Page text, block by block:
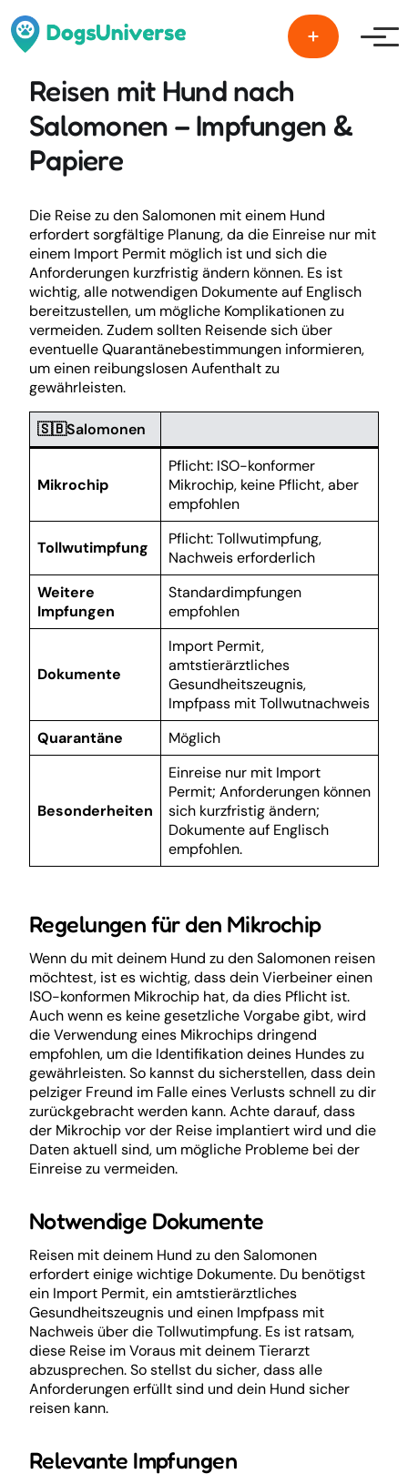
Reisen mit Hund nach
Salomonen – Impfungen &
Papiere
Die Reise zu den Salomonen mit einem Hund
erfordert sorgfältige Planung, da die Einreise nur mit
einem Import Permit möglich ist und sich die
Anforderungen kurzfristig ändern können. Es ist
wichtig, alle notwendigen Dokumente auf Englisch
bereitzustellen, um mögliche Komplikationen zu
vermeiden. Zudem sollten Reisende sich über
eventuelle Quarantänebestimmungen informieren,
um einen reibungslosen Aufenthalt zu
gewährleisten.
🇸🇧Salomonen
Mikrochip
Pflicht: ISO-konformer
Mikrochip, keine Pflicht, aber
empfohlen
Tollwutimpfung
Pflicht: Tollwutimpfung,
Nachweis erforderlich
Weitere
Impfungen
Standardimpfungen
empfohlen
Dokumente
Import Permit,
amtstierärztliches
Gesundheitszeugnis,
Impfpass mit Tollwutnachweis
Quarantäne
Möglich
Besonderheiten
Einreise nur mit Import
Permit; Anforderungen können
sich kurzfristig ändern;
Dokumente auf Englisch
empfohlen.
Regelungen für den Mikrochip
Wenn du mit deinem Hund zu den Salomonen reisen
möchtest, ist es wichtig, dass dein Vierbeiner einen
ISO-konformen Mikrochip hat, da dies Pflicht ist.
Auch wenn es keine gesetzliche Vorgabe gibt, wird
die Verwendung eines Mikrochips dringend
empfohlen, um die Identifikation deines Hundes zu
gewährleisten. So kannst du sicherstellen, dass dein
pelziger Freund im Falle eines Verlusts schnell zu dir
zurückgebracht werden kann. Achte darauf, dass
der Mikrochip vor der Reise implantiert wird und die
Daten aktuell sind, um mögliche Probleme bei der
Einreise zu vermeiden.
Notwendige Dokumente
Reisen mit deinem Hund zu den Salomonen
erfordert einige wichtige Dokumente. Du benötigst
ein Import Permit, ein amtstierärztliches
Gesundheitszeugnis und einen Impfpass mit
Nachweis über die Tollwutimpfung. Es ist ratsam,
diese Reise im Voraus mit deinem Tierarzt
abzusprechen. So stellst du sicher, dass alle
Anforderungen erfüllt sind und dein Hund sicher
reisen kann.
Relevante Impfungen